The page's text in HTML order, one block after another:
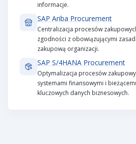
informacje.
SAP Ariba Procurement
Centralizacja procesów
zgodności z obowiązującymi
zakupową organizacji.
SAP S/4HANA Procurement
Optymalizacja procesów
systemami finansowymi i
kluczowych danych biznesowych.